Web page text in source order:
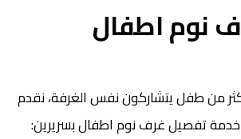
نوم اطفال
أكثر من طفل يتشاركون نفس الغرفة، نقدم
تفصيل غرف نوم اطفال بسريرين: